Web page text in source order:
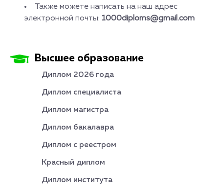
Также можете написать на наш адрес
электронной почты: 1000diploms@gmail.com
Высшее образование
Диплом 2026 года
Диплом специалиста
Диплом магистра
Диплом бакалавра
Диплом с реестром
Красный диплом
Диплом института